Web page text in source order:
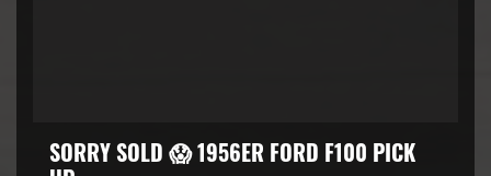
SORRY SOLD 😱 1956ER FORD F100 PICK